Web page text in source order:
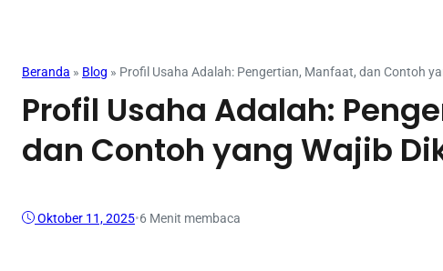
Beranda » Blog » Profil Usaha Adalah: Pengertian, Manfaat, dan Contoh
Profil Usaha Adalah:
dan Contoh yang Wajib
Oktober 11, 2025•6 Menit membaca